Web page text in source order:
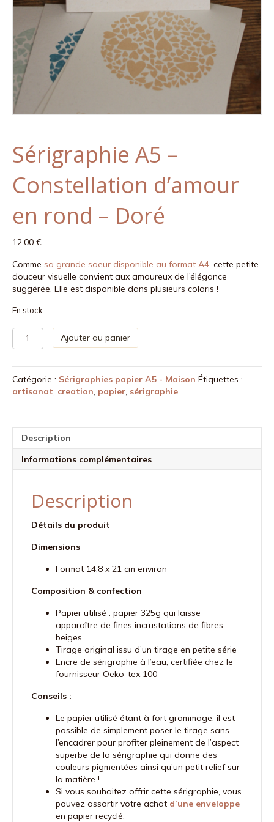
Sérigraphie A5 –
Constellation d’amour
en rond – Doré
12,00 €
Comme sa grande soeur disponible au format A4, cette petite
douceur visuelle convient aux amoureux de l’élégance
suggérée. Elle est disponible dans plusieurs coloris !
En stock
quantité
de
A5
-
Constellation
rond
Doré
Ajouter au panier
Catégorie : Sérigraphies papier A5 - Maison Étiquettes :
artisanat, creation, papier, sérigraphie
Description
Informations complémentaires
Description
Détails du produit
Dimensions
Format 14,8 x 21 cm environ
Composition & confection
Papier utilisé : papier 325g qui laisse
apparaître de fines incrustations de fibres
beiges.
Tirage original issu d’un tirage en petite série
Encre de sérigraphie à l’eau, certifiée chez le
fournisseur Oeko-tex 100
Conseils :
Le papier utilisé étant à fort grammage, il est
possible de simplement poser le tirage sans
l’encadrer pour profiter pleinement de l’aspect
superbe de la sérigraphie qui donne des
couleurs pigmentées ainsi qu’un petit relief sur
la matière !
Si vous souhaitez offrir cette sérigraphie, vous
pouvez assortir votre achat d’une enveloppe
en papier recyclé.